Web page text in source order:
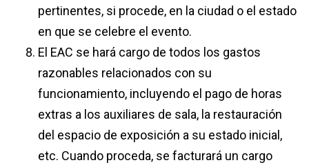
pertinentes, si procede, en la ciudad o el estado
en que se celebre el evento.
El EAC se hará cargo de todos los gastos
razonables relacionados con su
funcionamiento, incluyendo el pago de horas
extras a los auxiliares de sala, la restauración
del espacio de exposición a su estado inicial,
etc. Cuando proceda, se facturará un cargo